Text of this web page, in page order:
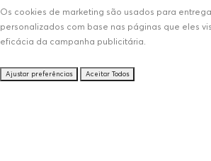
Os cookies de marketing são usados para
personalizados com base nas páginas que eles
eficácia da campanha publicitária.
Ajustar preferências Aceitar Todos